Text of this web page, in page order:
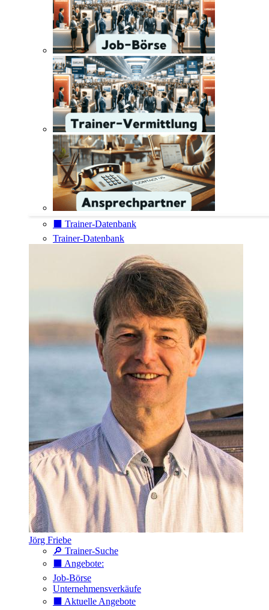
⬛️ Trainer-Datenbank
Trainer-Datenbank
Jörg Friebe
🔎 Trainer-Suche
⬛️ Angebote:
Job-Börse
Unternehmensverkäufe
⬛️ Aktuelle Angebote